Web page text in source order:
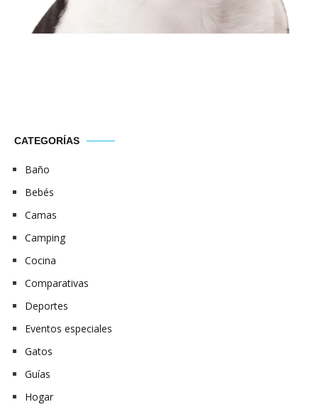
CATEGORÍAS
Baño
Bebés
Camas
Camping
Cocina
Comparativas
Deportes
Eventos especiales
Gatos
Guías
Hogar